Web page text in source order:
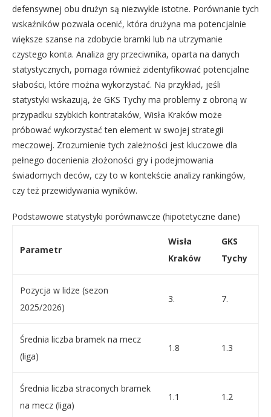
defensywnej obu drużyn są niezwykle istotne. Porównanie tych
wskaźników pozwala ocenić, która drużyna ma potencjalnie
większe szanse na zdobycie bramki lub na utrzymanie
czystego konta. Analiza gry przeciwnika, oparta na danych
statystycznych, pomaga również zidentyfikować potencjalne
słabości, które można wykorzystać. Na przykład, jeśli
statystyki wskazują, że GKS Tychy ma problemy z obroną w
przypadku szybkich kontrataków, Wisła Kraków może
próbować wykorzystać ten element w swojej strategii
meczowej. Zrozumienie tych zależności jest kluczowe dla
pełnego docenienia złożoności gry i podejmowania
świadomych deców, czy to w kontekście analizy rankingów,
czy też przewidywania wyników.
Podstawowe statystyki porównawcze (hipotetyczne dane)
Parametr
Wisła
Kraków
GKS
Tychy
Pozycja w lidze (sezon
2025/2026)
3. 7.
Średnia liczba bramek na mecz
(liga)
1.8 1.3
Średnia liczba straconych bramek
na mecz (liga)
1.1 1.2